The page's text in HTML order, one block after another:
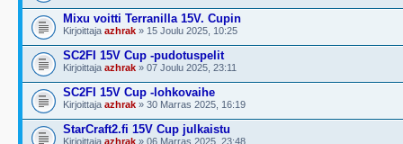
Mixu voitti Terranilla 15V. Cupin
Kirjoittaja azhrak » 15 Joulu 2025, 10:25
SC2FI 15V Cup -pudotuspelit
Kirjoittaja azhrak » 07 Joulu 2025, 23:11
SC2FI 15V Cup -lohkovaihe
Kirjoittaja azhrak » 30 Marras 2025, 16:19
StarCraft2.fi 15V Cup julkaistu
Kirjoittaja azhrak » 06 Marras 2025, 23:48